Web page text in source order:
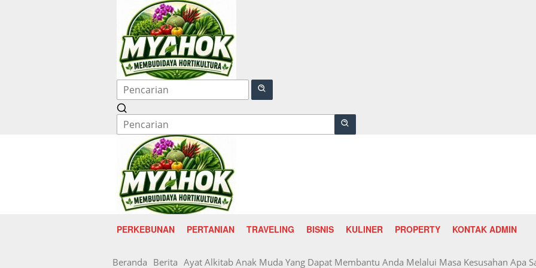
PERKEBUNAN PERTANIAN TRAVELING BISNIS KULINER PROPERTY KONTAK ADMIN
Beranda Berita Ayat Alkitab Anak Muda Yang Dapat Membantu Anda Melalui Masa Kesusahan Apa